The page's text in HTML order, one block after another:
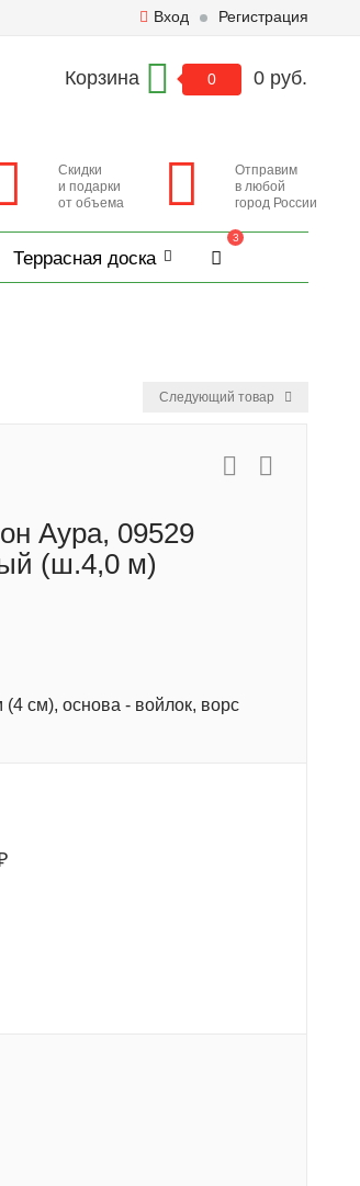
Вход Регистрация
Корзина 0 0 руб.
Скидки
и подарки
от объема
Отправим
в любой
город России
Террасная доска
3
Следующий товар
Аура, 09529
(ш.4,0 м)
см), основа - войлок, ворс